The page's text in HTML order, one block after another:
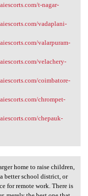
t-nagar-
vadaplani-
valarpuram-
velachery-
coimbatore-
chrompet-
chepauk-
a larger
home to raise children,
better school district, or
for remote work. There is